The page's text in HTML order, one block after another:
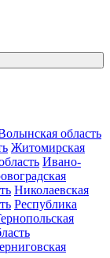
область
Житомирская
Ивано-
Николаевская
Республика